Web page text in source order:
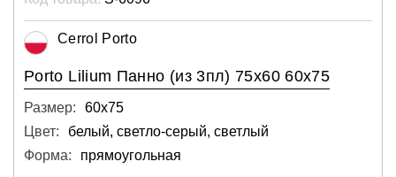
Cerrol Porto
Porto Lilium Панно (из 3пл) 75х60 60х75
Размер:
60х75
Цвет:
белый, светло-серый, светлый
Форма:
прямоугольная